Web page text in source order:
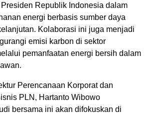
Republik Indonesia dalam
energi berbasis sumber daya
Kolaborasi ini juga menjadi
emisi karbon di sektor
pemanfaatan energi bersih dalam
Perencanaan Korporat dan
PLN, Hartanto Wibowo
bersama ini akan difokuskan di